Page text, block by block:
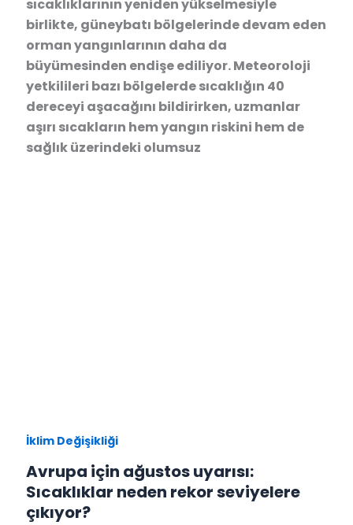
sıcaklıklarının yeniden yükselmesiyle
birlikte, güneybatı bölgelerinde devam eden
orman yangınlarının daha da
büyümesinden endişe ediliyor. Meteoroloji
yetkilileri bazı bölgelerde sıcaklığın 40
dereceyi aşacağını bildirirken, uzmanlar
aşırı sıcakların hem yangın riskini hem de
sağlık üzerindeki olumsuz
İklim Değişikliği
Avrupa için ağustos uyarısı:
Sıcaklıklar neden rekor seviyelere
çıkıyor?